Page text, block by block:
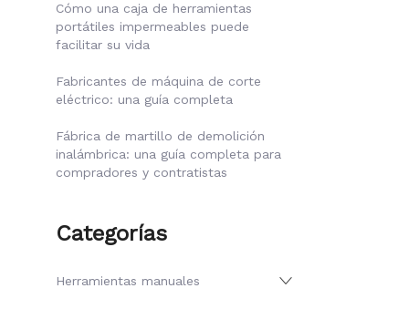
Cómo una caja de herramientas
portátiles impermeables puede
facilitar su vida
Fabricantes de máquina de corte
eléctrico: una guía completa
Fábrica de martillo de demolición
inalámbrica: una guía completa para
compradores y contratistas
Categorías
Herramientas manuales